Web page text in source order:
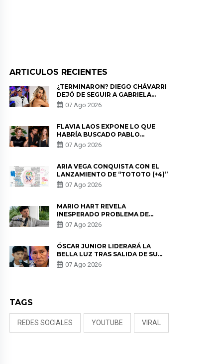
ARTICULOS RECIENTES
¿TERMINARON? DIEGO CHÁVARRI
DEJÓ DE SEGUIR A GABRIELA
HERRERA Y ANUNCIA SU SALIDA
DE PÓDCAST
07 Ago 2026
FLAVIA LAOS EXPONE LO QUE
HABRÍA BUSCADO PABLO
HEREDIA CON ALE FULLER: “UNA
DE LAS PARTES QUERÍA EL
07 Ago 2026
ARIA VEGA CONQUISTA CON EL
LANZAMIENTO DE “TOTOTO (+4)”
07 Ago 2026
MARIO HART REVELA
INESPERADO PROBLEMA DE
SALUD ANTES DE SEPARARSE DE
KORINA: “ME ENCONTRARON UN
07 Ago 2026
ÓSCAR JUNIOR LIDERARÁ LA
BELLA LUZ TRAS SALIDA DE SU
PADRE POR POLÉMICA CON
NALDY SALDAÑA
07 Ago 2026
TAGS
REDES SOCIALES YOUTUBE VIRAL